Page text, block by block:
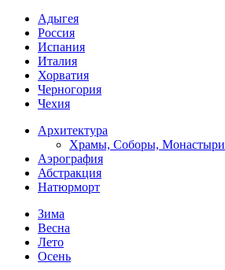
Адыгея
Россия
Испания
Италия
Хорватия
Черногория
Чехия
Архитектура
Храмы, Соборы, Монастыри
Аэрография
Абстракция
Натюрморт
Зима
Весна
Лето
Осень